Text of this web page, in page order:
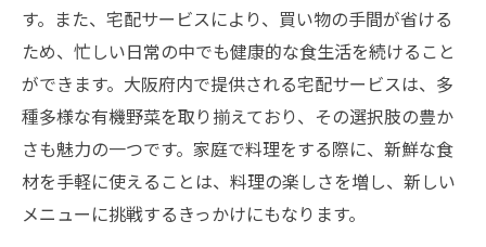
す。また、宅配サービスにより、買い物の手間が省ける
ため、忙しい日常の中でも健康的な食生活を続けること
ができます。大阪府内で提供される宅配サービスは、多
種多様な有機野菜を取り揃えており、その選択肢の豊か
さも魅力の一つです。家庭で料理をする際に、新鮮な食
材を手軽に使えることは、料理の楽しさを増し、新しい
メニューに挑戦するきっかけにもなります。